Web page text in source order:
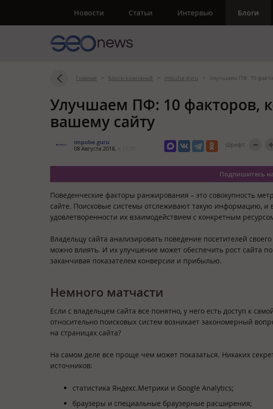
Новости Статьи Интервью Блоги
Главная > Блоги компаний > impulse.guru > Улучшаем ПФ: 10
Улучшаем ПФ: 10 факторов,
вашему сайту
impulse.guru
08 Августа 2018,
Шрифт:
Подпишитесь
Поведенческие факторы ранжирования – это совокупность
сайте. Поисковые системы отслеживают такую информацию, и
удовлетворенности их взаимодействием с конкретным
Владельцу сайта анализировать поведение посетителей
можно влиять. И их улучшение может обеспечить рост сайта
заканчивая показателем конверсии и прибылью.
Немного матчасти
Если с владельцем сайта все понятно, у него есть доступ к
относительно поисковых систем возникает закономерный
на страницах сайта?
На самом деле все проще чем может показаться. Никаких
источников:
статистика Яндекс.Метрики и Google Analytics;
браузеры и специальные браузерные расширения;